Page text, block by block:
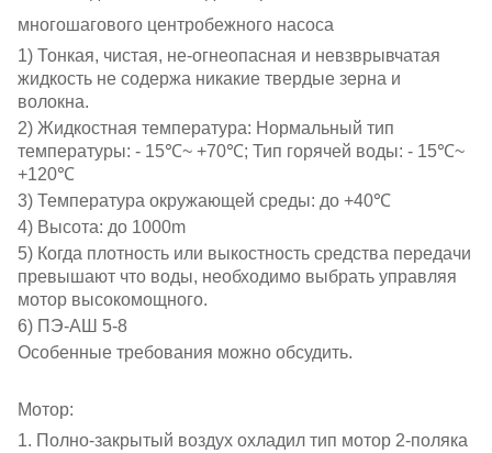
многошагового центробежного насоса
1) Тонкая, чистая, не-огнеопасная и невзврывчатая
жидкость не содержа никакие твердые зерна и
волокна.
2) Жидкостная температура: Нормальный тип
температуры: - 15℃~ +70℃; Тип горячей воды: - 15℃~
+120℃
3) Температура окружающей среды: до +40℃
4) Высота: до 1000m
5) Когда плотность или выкостность средства передачи
превышают что воды, необходимо выбрать управляя
мотор высокомощного.
6) ПЭ-АШ 5-8
Особенные требования можно обсудить.
Мотор:
1. Полно-закрытый воздух охладил тип мотор 2-поляка